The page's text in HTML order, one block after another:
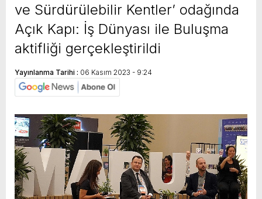
ve Sürdürülebilir Kentler’ odağında
Açık Kapı: İş Dünyası ile Buluşma
aktifliği gerçekleştirildi
Yayınlanma Tarihi : 06 Kasım 2023 - 9:24